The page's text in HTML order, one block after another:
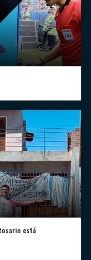
está